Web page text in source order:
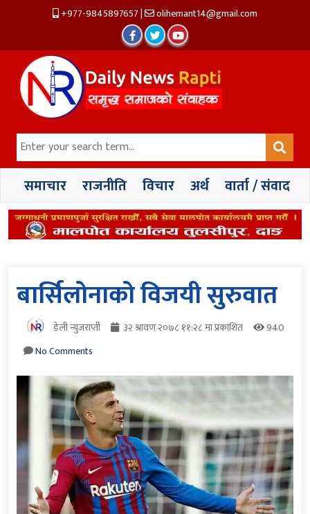
+977-9845897657| olihemant14@gmail.com
समाचार राजनीति विचार अर्थ वार्ता / संवाद
बार्सिलोनाको विजयी सुरुवात
डेली न्युजराप्ती ३२ श्रावण २०७८ ११:२८ मा प्रकाशित
940
No Comments